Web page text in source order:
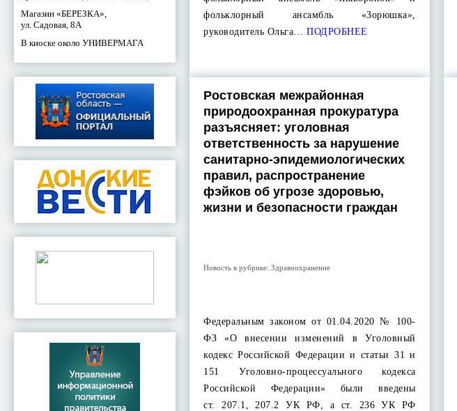
Магазин «БЕРЕЗКА»,
ул. Садовая, 8А
В киоске около УНИВЕРМАГА
фольклорный ансамбль «Зорюшка»,
руководитель Ольга… ПОДРОБНЕЕ
Ростовская межрайонная
природоохранная прокуратура
разъясняет: уголовная
ответственность за нарушение
санитарно-эпидемиологических
правил, распространение
фэйков об угрозе здоровью,
жизни и безопасности граждан
Новость в рубрике:Здравоохранение
Федеральным законом от 01.04.2020 № 100-
ФЗ «О внесении изменений в Уголовный
кодекс Российской Федерации и статьи 31 и
151 Уголовно-процессуального кодекса
Российской Федерации» были введены
ст. 207.1, 207.2 УК РФ, а ст. 236 УК РФ